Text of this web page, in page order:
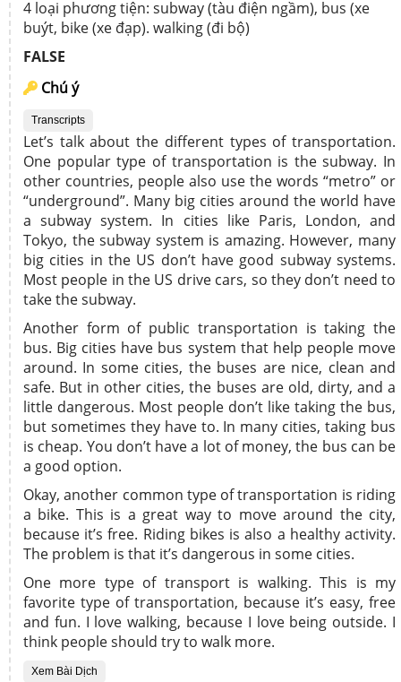
4 loại phương tiện: subway (tàu điện ngầm), bus (xe
buýt, bike (xe đạp). walking (đi bộ)
FALSE
Chú ý
Transcripts
Let’s talk about the different types of transportation.
One popular type of transportation is the subway. In
other countries, people also use the words “metro” or
“underground”. Many big cities around the world have
a subway system. In cities like Paris, London, and
Tokyo, the subway system is amazing. However, many
big cities in the US don’t have good subway systems.
Most people in the US drive cars, so they don’t need to
take the subway.
Another form of public transportation is taking the
bus. Big cities have bus system that help people move
around. In some cities, the buses are nice, clean and
safe. But in other cities, the buses are old, dirty, and a
little dangerous. Most people don’t like taking the bus,
but sometimes they have to. In many cities, taking bus
is cheap. You don’t have a lot of money, the bus can be
a good option.
Okay, another common type of transportation is riding
a bike. This is a great way to move around the city,
because it’s free. Riding bikes is also a healthy activity.
The problem is that it’s dangerous in some cities.
One more type of transport is walking. This is my
favorite type of transportation, because it’s easy, free
and fun. I love walking, because I love being outside. I
think people should try to walk more.
Xem Bài Dịch